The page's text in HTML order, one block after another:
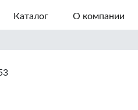
Каталог О компании